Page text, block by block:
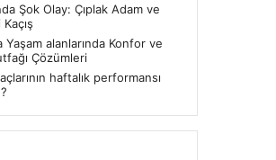
Şok Olay: Çıplak Adam ve
Yaşam alanlarında Konfor ve
Çözümleri
haftalık performansı